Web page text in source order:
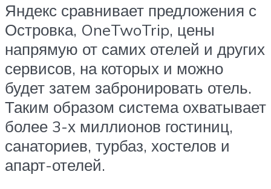
Яндекс сравнивает предложения с
Островка, OneTwoTrip, цены
напрямую от самих отелей и других
сервисов, на которых и можно
будет затем забронировать отель.
Таким образом система охватывает
более 3-х миллионов гостиниц,
санаториев, турбаз, хостелов и
апарт-отелей.